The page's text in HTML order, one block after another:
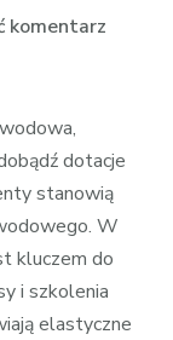
komentarz
Klucz
do
dotacje
stanowią
W
kluczem do
i szkolenia
elastyczne